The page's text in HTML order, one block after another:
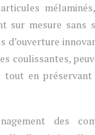
sur mesure sans
d’ouverture
coulissantes,
tout en préservant
des